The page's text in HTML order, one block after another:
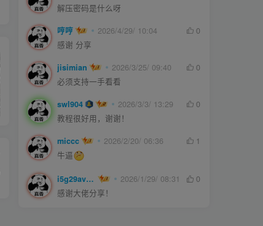
和平精英iGG修改代码教程 腿子设置操作和注意事项
解压密码是什么呀
哼哼 2026/4/29/ 10:04
0
感谢 分享
jisimian 2026/3/25/ 09:40
0
必须支持一手看看
swl904 2026/3/3/ 13:29
0
教程很好用，谢谢！
miccc 2026/2/20/ 06:36
1
牛逼
i5g29ave0m 2026/1/29/ 08:31
0
感谢大佬分享！